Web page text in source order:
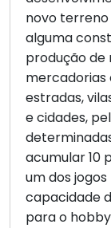
novo
alguma
produção de
mercadorias
estradas,
e cidades,
acumular 10
um dos
capacidade
para o